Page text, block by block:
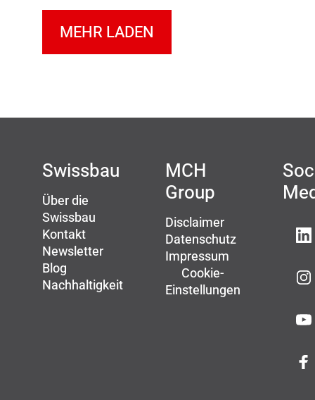
MEHR LADEN
Swissbau
Über die
Swissbau
Kontakt
Newsletter
Blog
Nachhaltigkeit
MCH
Group
Disclaimer
Datenschutz
Impressum
Cookie-
Einstellungen